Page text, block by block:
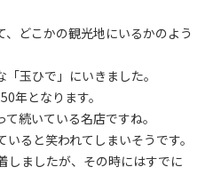
どこかの観光地にいるかのよう
玉ひで」にいきました。
年となります。
続いている名店ですね。
ると笑われてしまいそうです。
しましたが、その時にはすでに